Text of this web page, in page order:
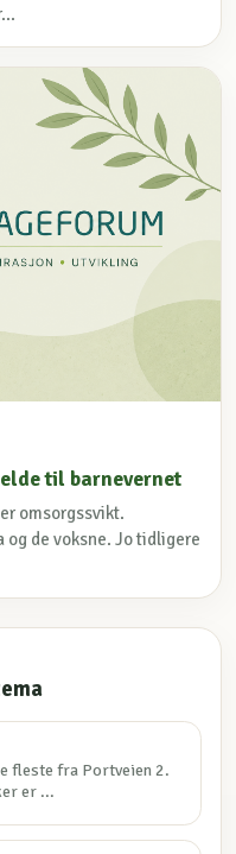
til barnevernet
omsorgssvikt.
og de voksne. Jo tidligere
fleste fra Portveien 2.
er ...